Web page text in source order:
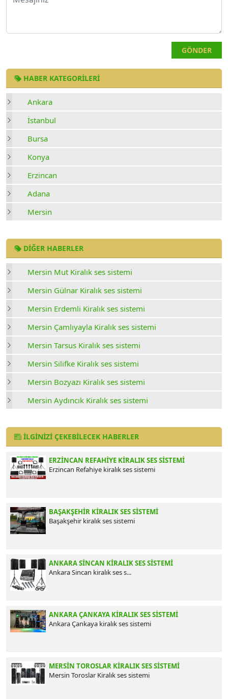
HABER KATEGORILERI
Ankara
İstanbul
Bursa
Konya
Erzincan
Adana
Mersin
DIĞER HABERLER
Mersin Mut Kiralık ses sistemi
Mersin Gülnar Kiralık ses sistemi
Mersin Erdemli Kiralık ses sistemi
Mersin Çamlıyayla Kiralık ses sistemi
Mersin Tarsus Kiralık ses sistemi
Mersin Silifke Kiralık ses sistemi
Mersin Bozyazı Kiralık ses sistemi
Mersin Aydıncık Kiralık ses sistemi
İLGINIZI ÇEKEBILECEK HABERLER
ERZINCAN REFAHIYE KIRALIK SES SISTEMI
Erzincan Refahiye kiralık ses sistemi
BAŞAKŞEHIR KIRALIK SES SISTEMI
Başakşehir kiralık ses sistemi
ANKARA SINCAN​​​​​​​ KIRALIK SES SISTEMI
Ankara Sincan​​​​​​​ kiralık ses s...
ANKARA ÇANKAYA KIRALIK SES SISTEMI
Ankara Çankaya kiralık ses sistemi
MERSIN TOROSLAR KIRALIK SES SISTEMI
Mersin Toroslar Kiralık ses sistemi
GÖNDER